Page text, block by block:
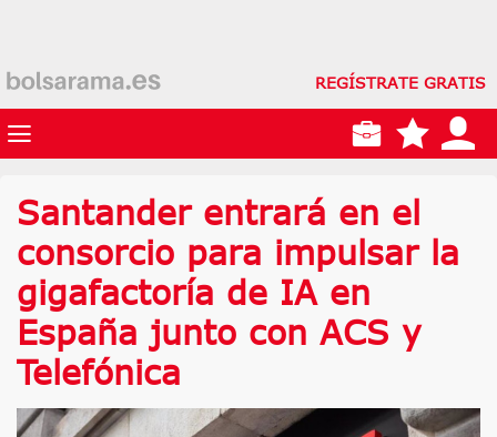
REGÍSTRATE GRATIS
Santander entrará en el
consorcio para impulsar la
gigafactoría de IA en
España junto con ACS y
Telefónica